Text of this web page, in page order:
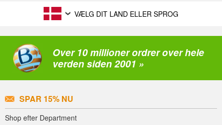
VÆLG DIT LAND ELLER SPROG
Over 10 millioner ordrer over hele
verden siden 2001 »
SPAR 15% NU
Shop efter Department